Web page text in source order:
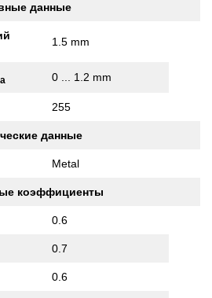
данные
1.5 mm
а 0 ... 1.2 mm
255
данные
Metal
коэффициенты
0.6
0.7
0.6